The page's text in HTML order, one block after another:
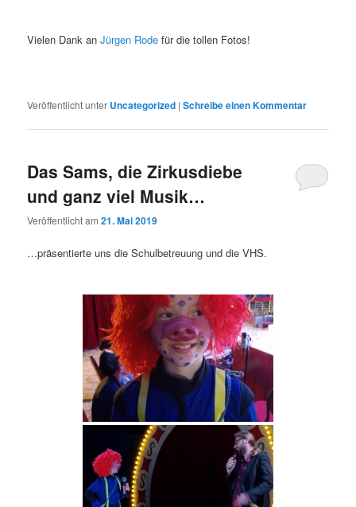
Vielen Dank anJürgen Rode für die tollen Fotos!
Veröffentlicht unter Uncategorized |Schreibe einen Kommentar
Das Sams, die Zirkusdiebe
und ganz viel Musik…
Veröffentlicht am21. Mai 2019
…präsentierte uns die Schulbetreuung und die VHS.